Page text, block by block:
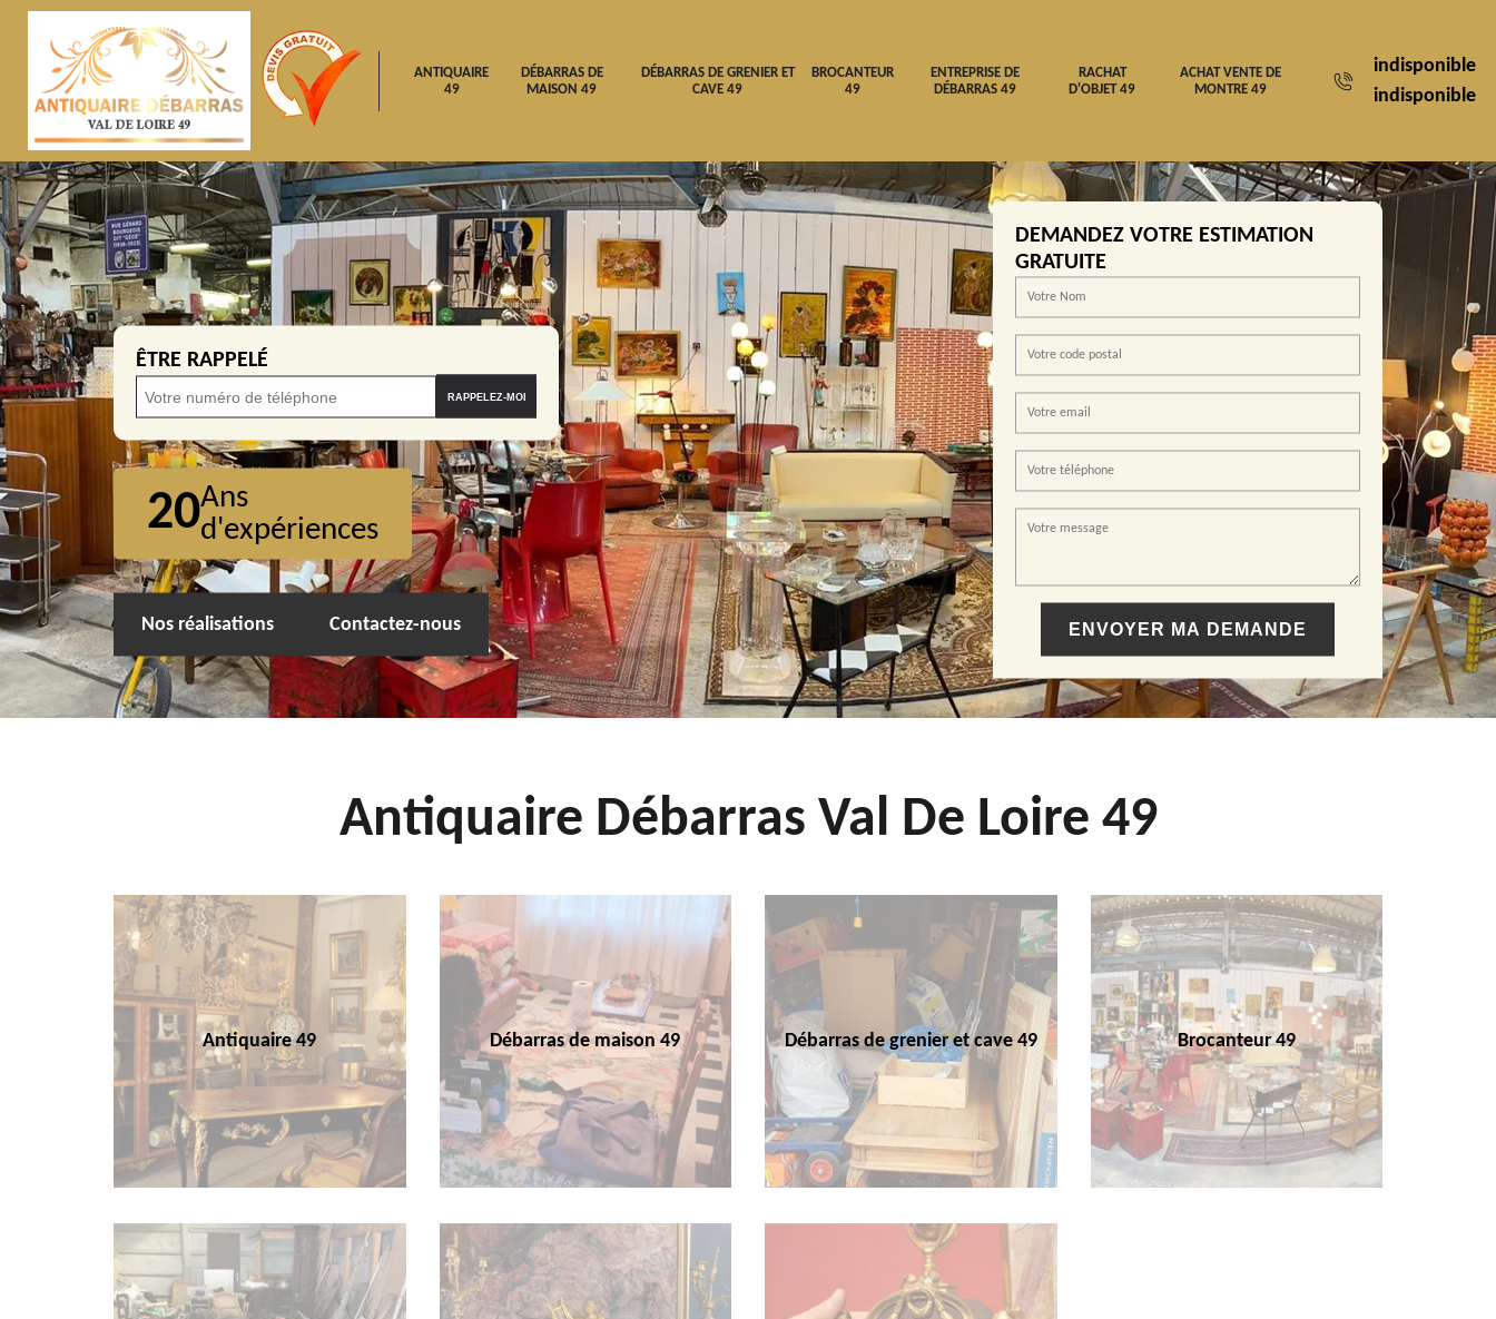
ANTIQUAIRE
49
DÉBARRAS DE
MAISON 49
DÉBARRAS DE GRENIER ET
CAVE 49
BROCANTEUR
49
ENTREPRISE DE
DÉBARRAS 49
RACHAT
D'OBJET 49
ACHAT VENTE DE
MONTRE 49
indisponible
indisponible
ÊTRE RAPPELÉ
20Ans
d'expériences
Nos réalisations Contactez-nous
DEMANDEZ VOTRE ESTIMATION
GRATUITE
Antiquaire Débarras Val De Loire 49
Antiquaire 49 Débarras de maison 49 Débarras de grenier et cave 49 Brocanteur 49